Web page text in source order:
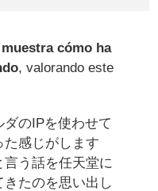
cómo ha
, valorando este
のIPを使わせて
た感じがします
う話を任天堂に
たのを思い出し